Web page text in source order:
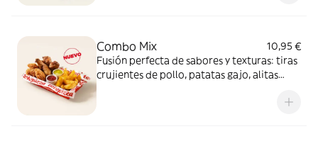
Combo Mix
10,95 €
Fusión perfecta de sabores y texturas: tiras
crujientes de pollo, patatas gajo, alitas